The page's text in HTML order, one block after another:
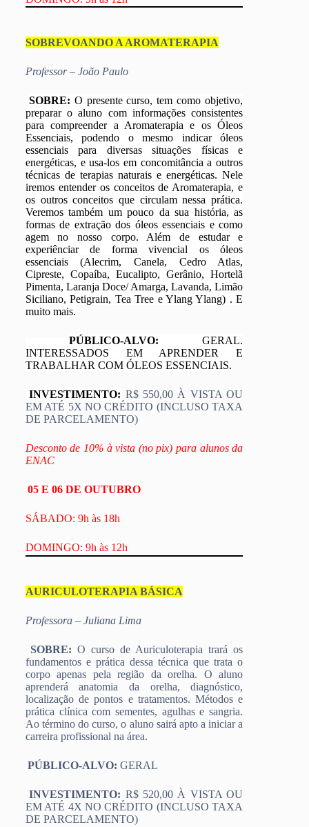
SOBREVOANDO A AROMATERAPIA
Professor – João Paulo
SOBRE: O presente curso, tem como objetivo,
preparar o aluno com informações consistentes
para compreender a Aromaterapia e os Óleos
Essenciais, podendo o mesmo indicar óleos
essenciais para diversas situações físicas e
energéticas, e usa-los em concomitância a outros
técnicas de terapias naturais e energéticas. Nele
iremos entender os conceitos de Aromaterapia, e
os outros conceitos que circulam nessa prática.
Veremos também um pouco da sua história, as
formas de extração dos óleos essenciais e como
agem no nosso corpo. Além de estudar e
experiênciar de forma vivencial os óleos
essenciais (Alecrim, Canela, Cedro Atlas,
Cipreste, Copaíba, Eucalipto, Gerânio, Hortelã
Pimenta, Laranja Doce/ Amarga, Lavanda, Limão
Siciliano, Petigrain, Tea Tree e Ylang Ylang) . E
muito mais.
PÚBLICO-ALVO: GERAL.
INTERESSADOS EM APRENDER E
TRABALHAR COM ÓLEOS ESSENCIAIS.
INVESTIMENTO: R$ 550,00 À VISTA OU
EM ATÉ 5X NO CRÉDITO (INCLUSO TAXA
DE PARCELAMENTO)
Desconto de 10% à vista (no pix) para alunos da
ENAC
05 E 06 DE OUTUBRO
SÁBADO: 9h às 18h
DOMINGO: 9h às 12h
AURICULOTERAPIA BÁSICA
Professora – Juliana Lima
SOBRE: O curso de Auriculoterapia trará os
fundamentos e prática dessa técnica que trata o
corpo apenas pela região da orelha. O aluno
aprenderá anatomia da orelha, diagnóstico,
localização de pontos e tratamentos. Métodos e
prática clínica com sementes, agulhas e sangria.
Ao término do curso, o aluno sairá apto a iniciar a
carreira profissional na área.
PÚBLICO-ALVO: GERAL
INVESTIMENTO: R$ 520,00 À VISTA OU
EM ATÉ 4X NO CRÉDITO (INCLUSO TAXA
DE PARCELAMENTO)